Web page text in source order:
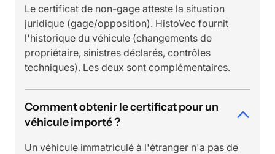
Le certificat de non-gage atteste la situation
juridique (gage/opposition). HistoVec fournit
l'historique du véhicule (changements de
propriétaire, sinistres déclarés, contrôles
techniques). Les deux sont complémentaires.
Comment obtenir le certificat pour un
véhicule importé ?
Un véhicule immatriculé à l'étranger n'a pas de